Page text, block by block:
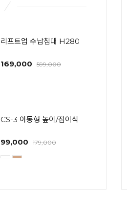
리프트업 수납침대 H280~600 프레임
169,000 599,000
CS-3 이동형 높이/접이식 사이드테이블(
99,000 179,000